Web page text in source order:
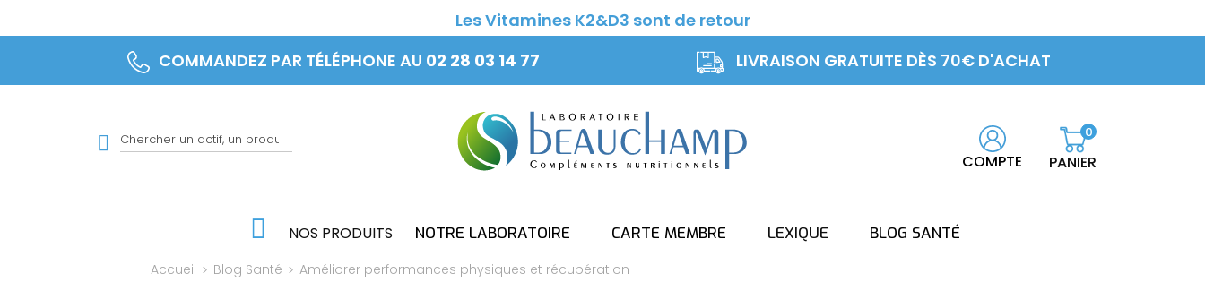
Les Vitamines K2&D3 sont de retour
COMMANDEZ PAR TÉLÉPHONE AU 02 28 03 14 77 LIVRAISON GRATUITE DÈS 70€ D'ACHAT
COMPTE PANIER
0
NOS PRODUITS NOTRE LABORATOIRE CARTE MEMBRE LEXIQUE BLOG SANTÉ
Accueil Blog Santé Améliorer performances physiques et récupération